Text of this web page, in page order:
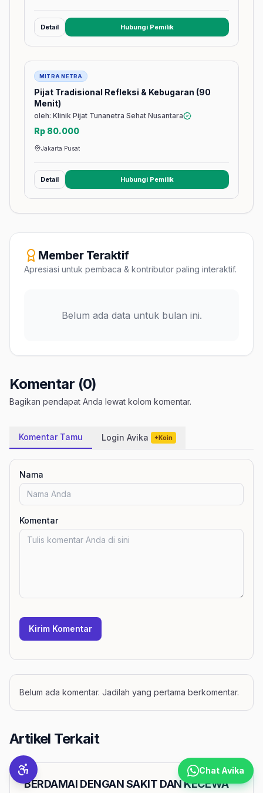
Detail Hubungi Pemilik(membuka tab baru)
Jasa
MITRA NETRA
Pijat Tradisional Refleksi & Kebugaran (90
Menit)
oleh: Klinik Pijat Tunanetra Sehat Nusantara
Rp 80.000
Jakarta Pusat
Detail Hubungi Pemilik(membuka tab baru)
Member Teraktif
Apresiasi untuk pembaca & kontributor paling interaktif.
Belum ada data untuk bulan ini.
Komentar (0)
Bagikan pendapat Anda lewat kolom komentar.
Komentar Tamu Login Avika +Koin
Nama
Komentar
Kirim Komentar
Belum ada komentar. Jadilah yang pertama berkomentar.
Artikel Terkait
BERDAMAI DENGAN SAKIT DAN KECEWA
Chat Avika